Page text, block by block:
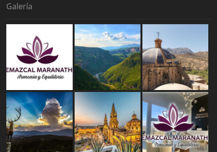
Galería